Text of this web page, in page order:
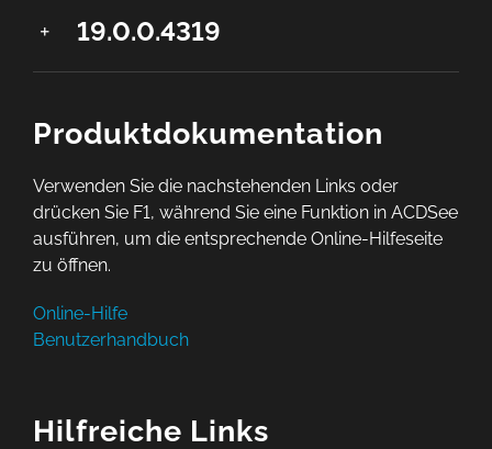
19.0.0.4319
Produktdokumentation
Verwenden Sie die nachstehenden Links oder
drücken Sie F1, während Sie eine Funktion in ACDSee
ausführen, um die entsprechende Online-Hilfeseite
zu öffnen.
Online-Hilfe
Benutzerhandbuch
Hilfreiche Links